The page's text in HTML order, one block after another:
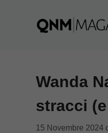
Wanda
stracci
15 Novembre 2024